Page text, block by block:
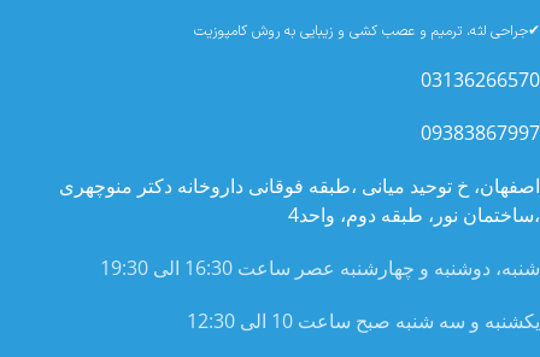
✔جراحی لثه، ترمیم و عصب کشی و زیبایی به روش کامپوزیت
03136266570
09383867997
اصفهان، خ توحید میانی ،طبقه فوقانی داروخانه دکتر منوچهری
،ساختمان نور، طبقه دوم، واحد4
شنبه، دوشنبه و چهارشنبه عصر ساعت 16:30 الی 19:30
یکشنبه و سه شنبه صبح ساعت 10 الی 12:30